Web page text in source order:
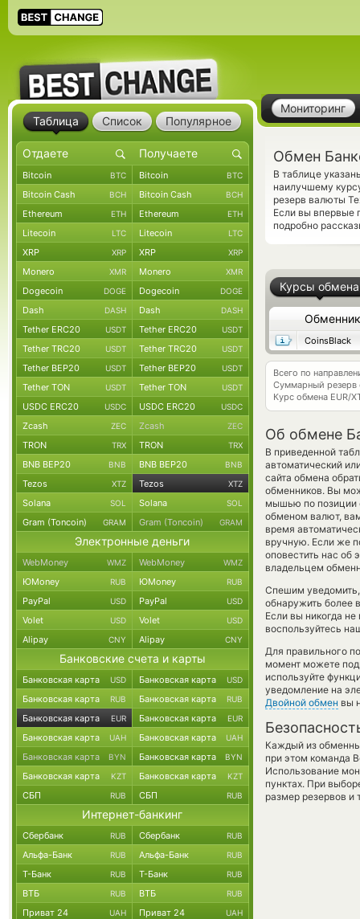
Мониторинг
Обмен
В таблице
наилучшему
резерв валюты
Если вы впервые
подробно
Курсы обмена
Обменник
CoinsBlack
Всего по
Суммарный резерв
Курс обмена EUR/
Об обмене
В приведенной
автоматический
сайта обмена
обменников. Вы
мышью по позиции
обменом валют,
время
вручную. Если же
оповестить нас
владельцем
Спешим
обнаружить более
Если вы никогда
воспользуйтесь
Для правильного
момент можете
используйте
уведомление на
Двойной обмен вы
Каждый из
при этом команда
Использование
пунктах. При
размер резервов и
Таблица Список Популярное
Bitcoin BTC Bitcoin BTC
Bitcoin Cash BCH Bitcoin Cash BCH
Ethereum ETH Ethereum ETH
Litecoin LTC Litecoin LTC
XRP XRP XRP XRP
Monero XMR Monero XMR
Dogecoin DOGE Dogecoin DOGE
Dash DASH Dash DASH
Tether ERC20 USDT Tether ERC20 USDT
Tether TRC20 USDT Tether TRC20 USDT
Tether BEP20 USDT Tether BEP20 USDT
Tether TON USDT Tether TON USDT
USDC ERC20 USDC USDC ERC20 USDC
Zcash ZEC Zcash ZEC
TRON TRX TRON TRX
BNB BEP20 BNB BNB BEP20 BNB
Tezos XTZ Tezos XTZ
Solana SOL Solana SOL
Gram (Toncoin) GRAM Gram (Toncoin) GRAM
Электронные деньги
WebMoney WMZ WebMoney WMZ
ЮMoney RUB ЮMoney RUB
PayPal USD PayPal USD
Volet USD Volet USD
Alipay CNY Alipay CNY
Банковские счета и карты
Банковская карта USD Банковская карта USD
Банковская карта RUB Банковская карта RUB
Банковская карта EUR Банковская карта EUR
Банковская карта UAH Банковская карта UAH
Банковская карта BYN Банковская карта BYN
Банковская карта KZT Банковская карта KZT
СБП RUB СБП RUB
Интернет-банкинг
Сбербанк RUB Сбербанк RUB
Альфа-Банк RUB Альфа-Банк RUB
Т-Банк RUB Т-Банк RUB
ВТБ RUB ВТБ RUB
Приват 24 UAH Приват 24 UAH